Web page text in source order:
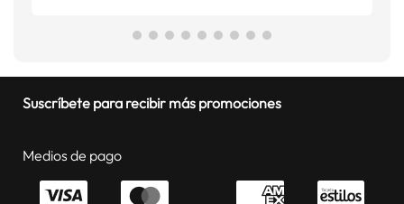
Suscríbete para recibir más promociones
Medios de pago